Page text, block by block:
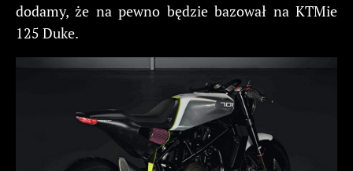
dodamy, że na pewno będzie bazował na KTMie
125 Duke.